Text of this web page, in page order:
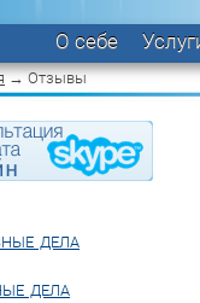
О себе
→ Отзывы
дела
дела